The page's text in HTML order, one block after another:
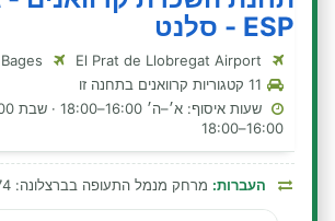
ESP - סלנט
16:00–18:00
העברות: מרחק מנמל התעופה בברצלונה: 74 ק"מ